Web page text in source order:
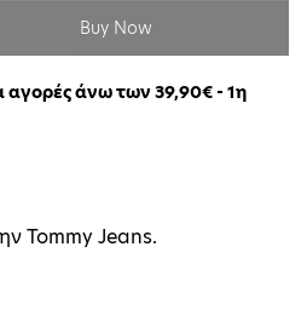
Buy Now
άνω των 39,90€ - 1η
Tommy Jeans.